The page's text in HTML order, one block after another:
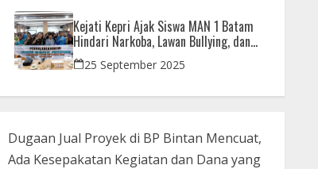
Kejati Kepri Ajak Siswa MAN 1 Batam
Hindari Narkoba, Lawan Bullying, dan
Bijak Bermedsos
25 September 2025
Dugaan Jual Proyek di BP Bintan Mencuat,
Ada Kesepakatan Kegiatan dan Dana yang